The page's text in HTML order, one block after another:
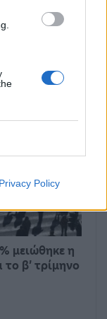
Privacy Policy
μειώθηκε η
το β’ τρίμηνο